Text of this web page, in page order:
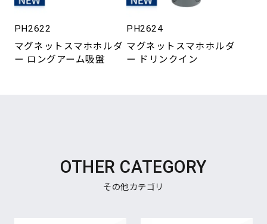
PH2622
マグネットスマホホルダ
ー ロングアーム吸盤
PH2624
マグネットスマホホルダ
ー ドリンクイン
OTHER CATEGORY
その他カテゴリ